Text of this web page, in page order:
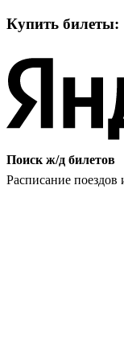
Купить билеты:
Поиск ж/д билетов
Расписание поездов